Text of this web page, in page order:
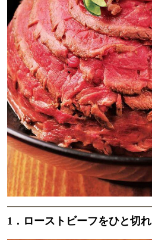
1．ローストビーフをひと切れ